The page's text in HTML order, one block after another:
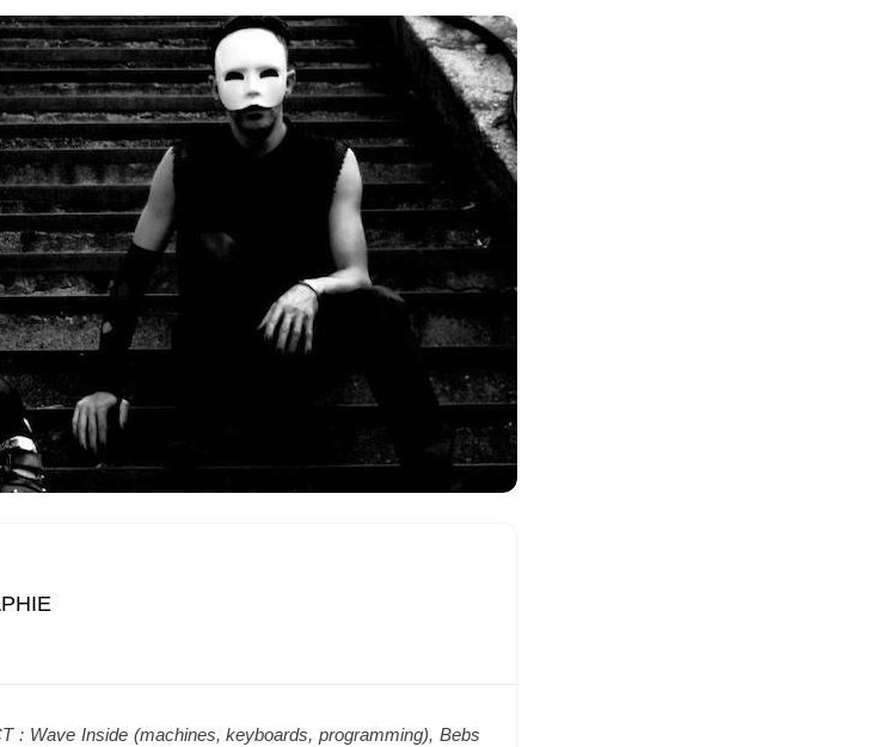
: Wave Inside (machines, keyboards, programming), Bebs